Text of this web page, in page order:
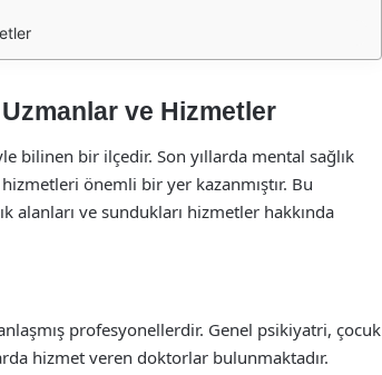
ve Hizmetler
bilinen bir ilçedir. Son yıllarda mental sağlık
önemli bir yer kazanmıştır. Bu
alanları ve sundukları hizmetler hakkında
profesyonellerdir. Genel psikiyatri, çocuk
hizmet veren doktorlar bulunmaktadır.